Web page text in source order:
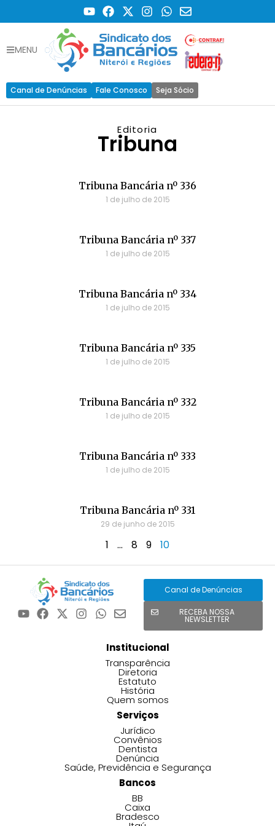
MENU
Canal de Denúncias Fale Conosco Seja Sócio
Editoria
Tribuna
Tribuna Bancária nº 336
1 de julho de 2015
Tribuna Bancária nº 337
1 de julho de 2015
Tribuna Bancária nº 334
1 de julho de 2015
Tribuna Bancária nº 335
1 de julho de 2015
Tribuna Bancária nº 332
1 de julho de 2015
Tribuna Bancária nº 333
1 de julho de 2015
Tribuna Bancária nº 331
29 de junho de 2015
1 … 8 9 10
Canal de Denúncias
RECEBA NOSSA
NEWSLETTER
Institucional
Transparência
Diretoria
Estatuto
História
Quem somos
Serviços
Jurídico
Convênios
Dentista
Denúncia
Saúde, Previdência e Segurança
Bancos
BB
Caixa
Bradesco